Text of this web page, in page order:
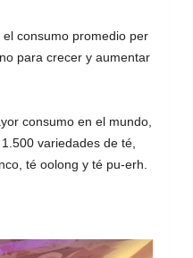
consumo promedio per
para crecer y aumentar
consumo en el mundo,
variedades de té,
té oolong y té pu-erh.